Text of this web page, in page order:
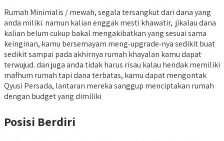
Rumah Minimalis / mewah, segala tersangkut dari dana yang
anda miliki. namun kalian enggak mesti khawatir, jikalau dana
kalian belum cukup bakal mengakibatkan yang sesuai sama
keinginan, kamu bersemayam meng-upgrade-nya sedikit buat
sedikit sampai pada akhirnya rumah khayalan kamu dapat
terwujud. dan juga anda tidak harus risau kalau hendak memiliki
mafhum rumah tapi dana terbatas, kamu dapat mengontak
Qyusi Persada, lantaran mereka sanggup menciptakan rumah
dengan budget yang dimiliki
Posisi Berdiri